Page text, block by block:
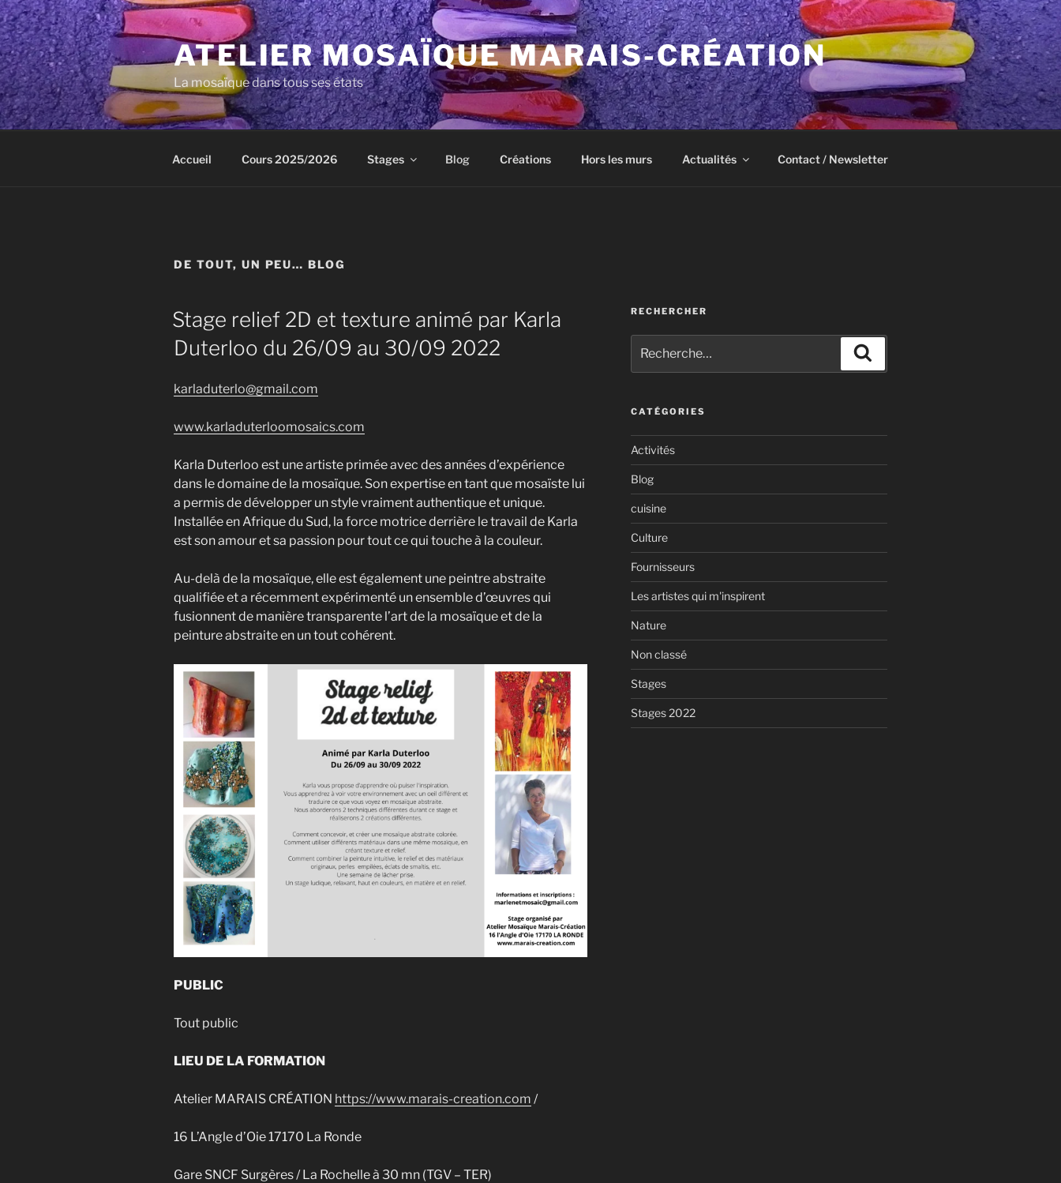
Aller
au
contenu
principal
ATELIER MOSAÏQUE MARAIS-CRÉATION
La mosaïque dans tous ses états
Accueil Cours 2025/2026 Stages Blog Créations Hors les murs Actualités Contact / Newsletter
DE TOUT, UN PEU… BLOG
Stage relief 2D et texture animé par Karla
Duterloo du 26/09 au 30/09 2022
karladuterlo@gmail.com
www.karladuterloomosaics.com
Karla Duterloo est une artiste primée avec des années d’expérience
dans le domaine de la mosaïque. Son expertise en tant que mosaïste lui
a permis de développer un style vraiment authentique et unique.
Installée en Afrique du Sud, la force motrice derrière le travail de Karla
est son amour et sa passion pour tout ce qui touche à la couleur.
​Au-delà de la mosaïque, elle est également une peintre abstraite
qualifiée et a récemment expérimenté un ensemble d’œuvres qui
fusionnent de manière transparente l’art de la mosaïque et de la
peinture abstraite en un tout cohérent.
PUBLIC
Tout public
LIEU DE LA FORMATION
Atelier MARAIS CRÉATION https://www.marais-creation.com /
16 L’Angle d’Oie 17170 La Ronde
Gare SNCF Surgères / La Rochelle à 30 mn (TGV – TER)
RECHERCHER
pour
:
CATÉGORIES
Activités
Blog
cuisine
Culture
Fournisseurs
Les artistes qui m'inspirent
Nature
Non classé
Stages
Stages 2022